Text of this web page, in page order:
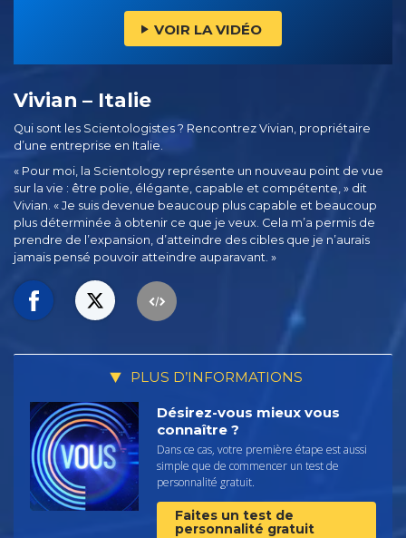
VOIR LA VIDÉO
Vivian – Italie
Qui sont les Scientologistes ? Rencontrez Vivian, propriétaire
d’une entreprise en Italie.
« Pour moi, la Scientology représente un nouveau point de vue
sur la vie : être polie, élégante, capable et compétente, » dit
Vivian. « Je suis devenue beaucoup plus capable et beaucoup
plus déterminée à obtenir ce que je veux. Cela m’a permis de
prendre de l’expansion, d’atteindre des cibles que je n’aurais
jamais pensé pouvoir atteindre auparavant. »
PLUS D’INFORMATIONS
Désirez-vous mieux vous
connaître ?
Dans ce cas, votre première étape est aussi
simple que de commencer un test de
personnalité gratuit.
Faites un test de
personnalité gratuit